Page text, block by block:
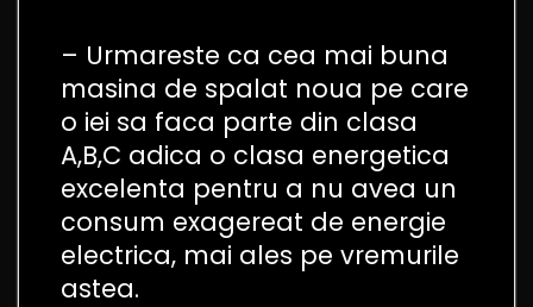
– Urmareste ca cea mai buna
masina de spalat noua pe care
o iei sa faca parte din clasa
A,B,C adica o clasa energetica
excelenta pentru a nu avea un
consum exagereat de energie
electrica, mai ales pe vremurile
astea.